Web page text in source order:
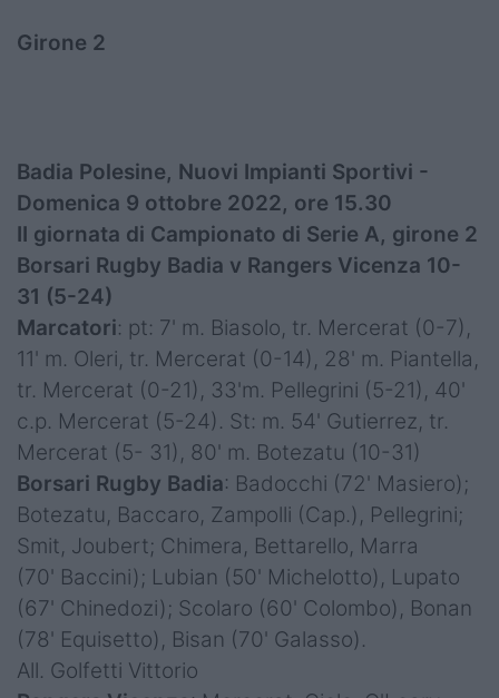
Girone 2
Badia Polesine, Nuovi Impianti Sportivi -
Domenica 9 ottobre 2022, ore 15.30
II giornata di Campionato di Serie A, girone 2
Borsari Rugby Badia v Rangers Vicenza 10-
31 (5-24)
Marcatori: pt: 7' m. Biasolo, tr. Mercerat (0-7),
11' m. Oleri, tr. Mercerat (0-14), 28' m. Piantella,
tr. Mercerat (0-21), 33'm. Pellegrini (5-21), 40'
c.p. Mercerat (5-24). St: m. 54' Gutierrez, tr.
Mercerat (5- 31), 80' m. Botezatu (10-31)
Borsari Rugby Badia: Badocchi (72' Masiero);
Botezatu, Baccaro, Zampolli (Cap.), Pellegrini;
Smit, Joubert; Chimera, Bettarello, Marra
(70' Baccini); Lubian (50' Michelotto), Lupato
(67' Chinedozi); Scolaro (60' Colombo), Bonan
(78' Equisetto), Bisan (70' Galasso).
All. Golfetti Vittorio